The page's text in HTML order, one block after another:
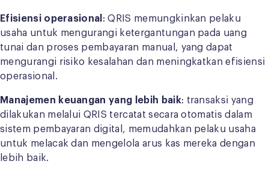
Efisiensi operasional : QRIS memungkinkan pelaku
usaha untuk mengurangi ketergantungan pada uang
tunai dan proses pembayaran manual, yang dapat
mengurangi risiko kesalahan dan meningkatkan efisiensi
operasional.
Manajemen keuangan yang lebih baik: transaksi yang
dilakukan melalui QRIS tercatat secara otomatis dalam
sistem pembayaran digital, memudahkan pelaku usaha
untuk melacak dan mengelola arus kas mereka dengan
lebih baik.